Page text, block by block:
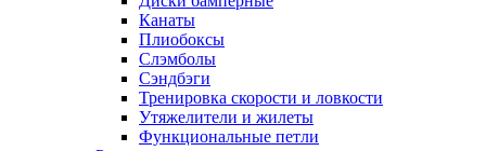
Канаты
Плиобоксы
Слэмболы
Сэндбэги
Тренировка скорости и ловкости
Утяжелители и жилеты
Функциональные петли